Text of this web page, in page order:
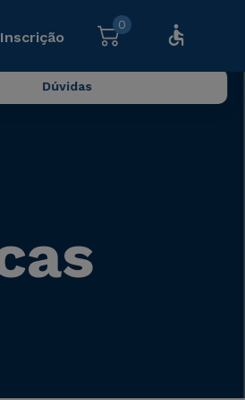
0
Dúvidas